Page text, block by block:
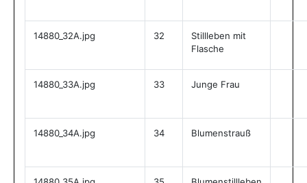
14880_32A.jpg 32
Stillleben mit
Flasche
14880_33A.jpg 33 Junge Frau
14880_34A.jpg 34 Blumenstrauß